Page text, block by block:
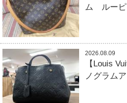
ム ルーピ
2026.08.09
【Louis
ノグラム